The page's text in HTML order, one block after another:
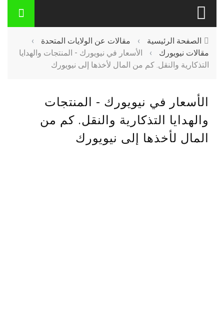
الصفحة الرئيسية › مقالات عن الولايات المتحدة
›
مقالات نيويورك
›
الأسعار في نيويورك - المنتجات والهدايا
التذكارية والنقل. كم من المال لأخذها إلى نيويورك
الأسعار في نيويورك - المنتجات
والهدايا التذكارية والنقل. كم من
المال لأخذها إلى نيويورك